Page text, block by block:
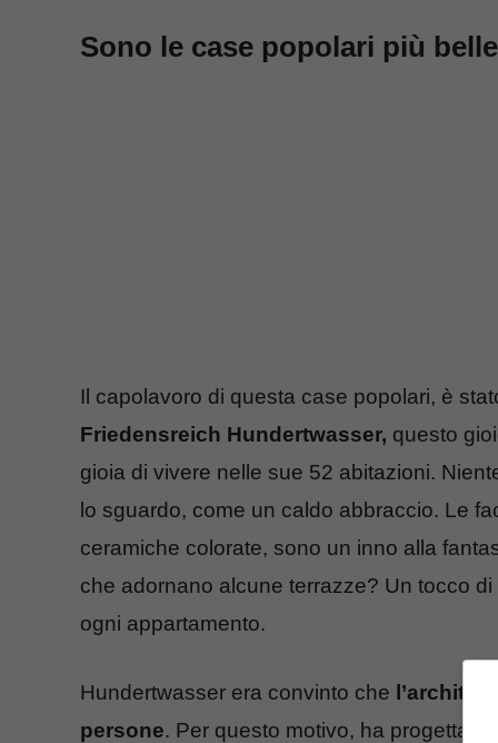
Sono le case popolari più
Il capolavoro di questa case popolari, è
Friedensreich Hundertwasser, questo
gioia di vivere nelle sue 52 abitazioni.
lo sguardo, come un caldo abbraccio. Le
ceramiche colorate, sono un inno alla
che adornano alcune terrazze? Un tocco
ogni appartamento.
Hundertwasser era convinto che
persone. Per questo motivo, ha progettato